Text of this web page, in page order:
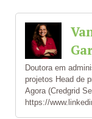
Doutora em
projetos Head de
Agora (Credgrid
https://